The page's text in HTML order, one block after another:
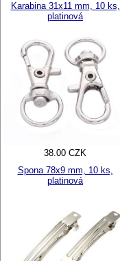
Karabina 31x11 mm, 10 ks,
platinová
38.00 CZK
Spona 78x9 mm, 10 ks,
platinová